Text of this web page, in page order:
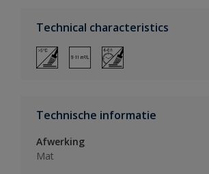
Technical characteristics
Technische informatie
Afwerking
Mat